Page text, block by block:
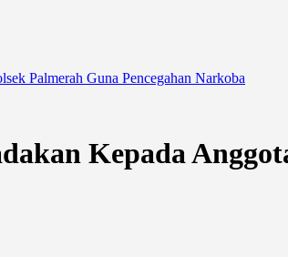
Palmerah Guna Pencegahan Narkoba
Kepada